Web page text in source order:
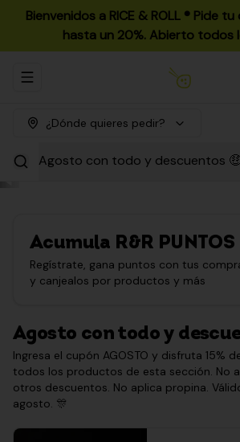
Bienvenidos a RICE & ROLL ®️ Pide
hasta un 20%. Abierto todos
Abrir menu de navegación
¿Dónde quieres pedir?
Agosto con todo y descuentos
Acumula R&R PUNTOS
Regístrate, gana puntos con tus
y canjealos por productos y más
Agosto con todo y
Ingresa el cupón AGOSTO y disfruta 15%
todos los productos de esta sección. No
otros descuentos. No aplica propina.
agosto. 🎊